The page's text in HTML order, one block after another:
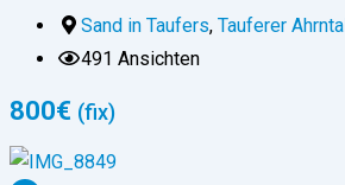
Sand in Taufers, Tauferer Ahrntal
491 Ansichten
800€ (fix)